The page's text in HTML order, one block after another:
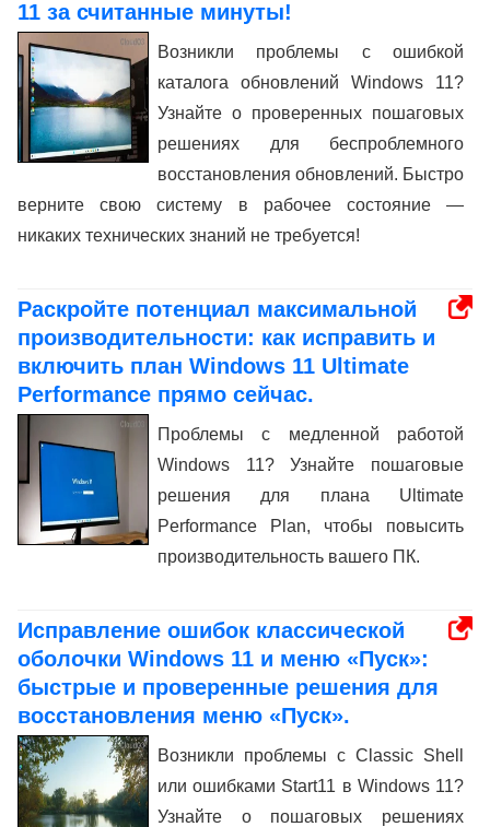
11 за считанные минуты!
Возникли проблемы с ошибкой
каталога обновлений Windows 11?
Узнайте о проверенных пошаговых
решениях для беспроблемного
восстановления обновлений. Быстро
верните свою систему в рабочее состояние —
никаких технических знаний не требуется!
Раскройте потенциал максимальной
производительности: как исправить и
включить план Windows 11 Ultimate
Performance прямо сейчас.
Проблемы с медленной работой
Windows 11? Узнайте пошаговые
решения для плана Ultimate
Performance Plan, чтобы повысить
производительность вашего ПК.
Исправление ошибок классической
оболочки Windows 11 и меню «Пуск»:
быстрые и проверенные решения для
восстановления меню «Пуск».
Возникли проблемы с Classic Shell
или ошибками Start11 в Windows 11?
Узнайте о пошаговых решениях